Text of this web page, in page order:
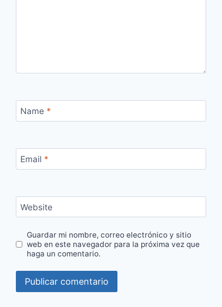
Name *
Email *
Website
Guardar mi nombre, correo electrónico y sitio
web en este navegador para la próxima vez que
haga un comentario.